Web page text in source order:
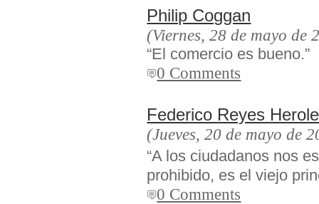
Philip Coggan
(Viernes, 28 de mayo de
“El comercio es bueno.”
0 Comments
Federico Reyes
(Jueves, 20 de mayo de
“A los ciudadanos nos
prohibido, es el viejo
0 Comments